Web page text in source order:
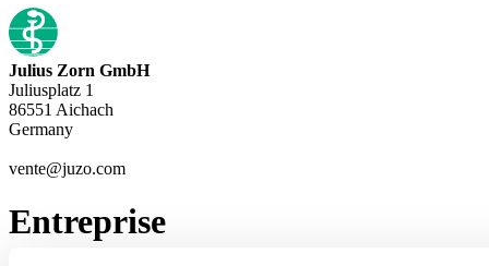
Julius Zorn GmbH
Juliusplatz 1
86551 Aichach
Germany
vente@juzo.com
Entreprise